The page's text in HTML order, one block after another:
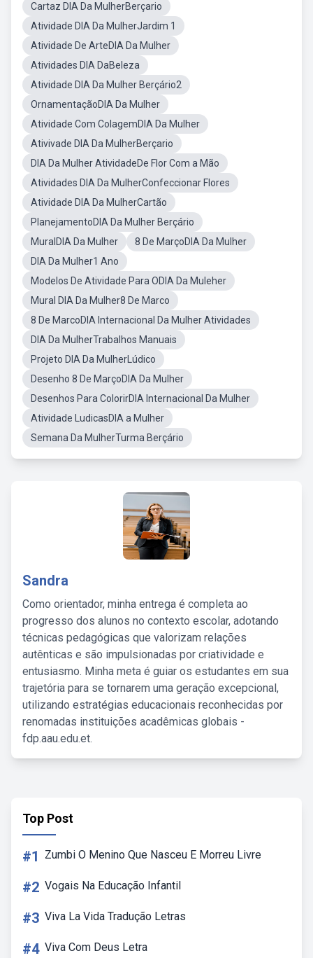
Cartaz DIA Da MulherBerçario
Atividade DIA Da MulherJardim 1
Atividade De ArteDIA Da Mulher
Atividades DIA DaBeleza
Atividade DIA Da Mulher Berçário2
OrnamentaçãoDIA Da Mulher
Atividade Com ColagemDIA Da Mulher
Ativivade DIA Da MulherBerçario
DIA Da Mulher AtividadeDe Flor Com a Mão
Atividades DIA Da MulherConfeccionar Flores
Atividade DIA Da MulherCartão
PlanejamentoDIA Da Mulher Berçário
MuralDIA Da Mulher
8 De MarçoDIA Da Mulher
DIA Da Mulher1 Ano
Modelos De Atividade Para ODIA Da Muleher
Mural DIA Da Mulher8 De Marco
8 De MarcoDIA Internacional Da Mulher Atividades
DIA Da MulherTrabalhos Manuais
Projeto DIA Da MulherLúdico
Desenho 8 De MarçoDIA Da Mulher
Desenhos Para ColorirDIA Internacional Da Mulher
Atividade LudicasDIA a Mulher
Semana Da MulherTurma Berçário
Sandra
Como orientador, minha entrega é completa ao
progresso dos alunos no contexto escolar, adotando
técnicas pedagógicas que valorizam relações
autênticas e são impulsionadas por criatividade e
entusiasmo. Minha meta é guiar os estudantes em sua
trajetória para se tornarem uma geração excepcional,
utilizando estratégias educacionais reconhecidas por
renomadas instituições acadêmicas globais -
fdp.aau.edu.et.
Top Post
#1 Zumbi O Menino Que Nasceu E Morreu Livre
#2 Vogais Na Educação Infantil
#3 Viva La Vida Tradução Letras
#4 Viva Com Deus Letra